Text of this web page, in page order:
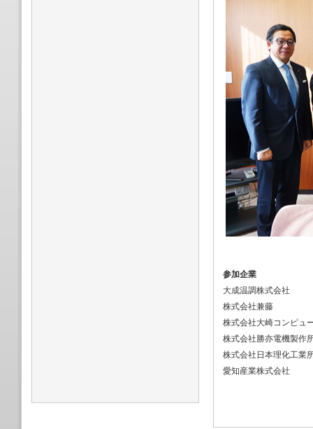
参加企業
大成温調株式会社
株式会社兼藤
株式会社大崎コンピュ
株式会社勝亦電機製作
株式会社日本理化工業
愛知産業株式会社